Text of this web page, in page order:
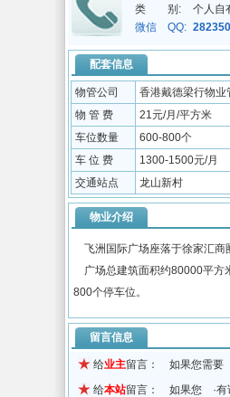
类 别:
个人自
微信 QQ:
配套信息
物管公司 香港戴德梁行物业
物 管 费
21元/月/平方米
车位数量
600-800个
车 位 费
1300-1500元/月
交通站点
龙山新村
物业介绍
飞洲国际广场座落于徐家汇商
广场总建筑面积约80000平方
800个停车位。
留言信息
给业主留言： 如果您需要
给本站留言： 如果您 ·有